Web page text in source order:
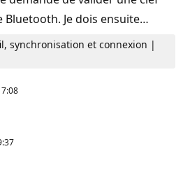
Bluetooth. Je dois ensuite…
synchronisation et connexion |